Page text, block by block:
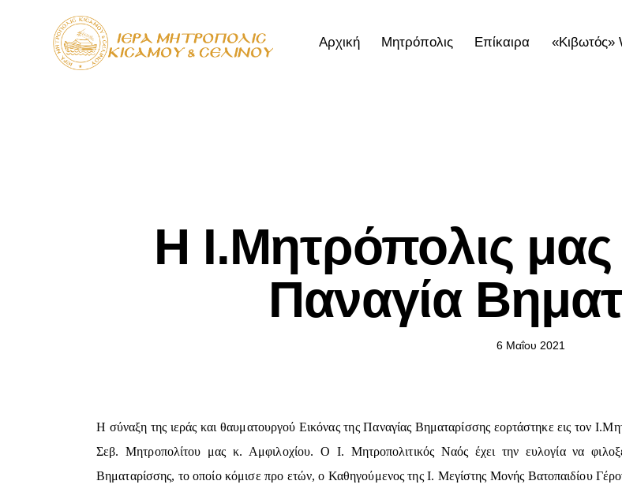
Αρχική Μητρόπολις Επίκαιρα «Κιβωτός»
Η Ι.Μητρόπολις
Παναγία
6 Μαΐου 2021
Η σύναξη της ιεράς και θαυματουργού Εικόνας της Παναγίας Βηματαρίσσης εορτάστηκε εις τον
Σεβ. Μητροπολίτου μας κ. Αμφιλοχίου. Ο Ι. Μητροπολιτικός Ναός έχει την ευλογία να
Βηματαρίσσης, το οποίο κόμισε προ ετών, ο Καθηγούμενος της Ι. Μεγίστης Μονής Βατοπαιδίου